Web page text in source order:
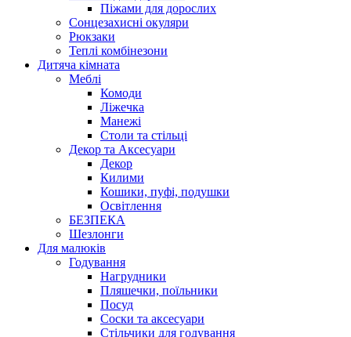
Піжами для дорослих
Сонцезахисні окуляри
Рюкзаки
Теплі комбінезони
Дитяча кімната
Меблі
Комоди
Ліжечка
Манежі
Столи та стільці
Декор та Аксесуари
Декор
Килими
Кошики, пуфі, подушки
Освітлення
БЕЗПЕКА
Шезлонги
Для малюків
Годування
Нагрудники
Пляшечки, поїльники
Посуд
Соски та аксесуари
Стільчики для годування